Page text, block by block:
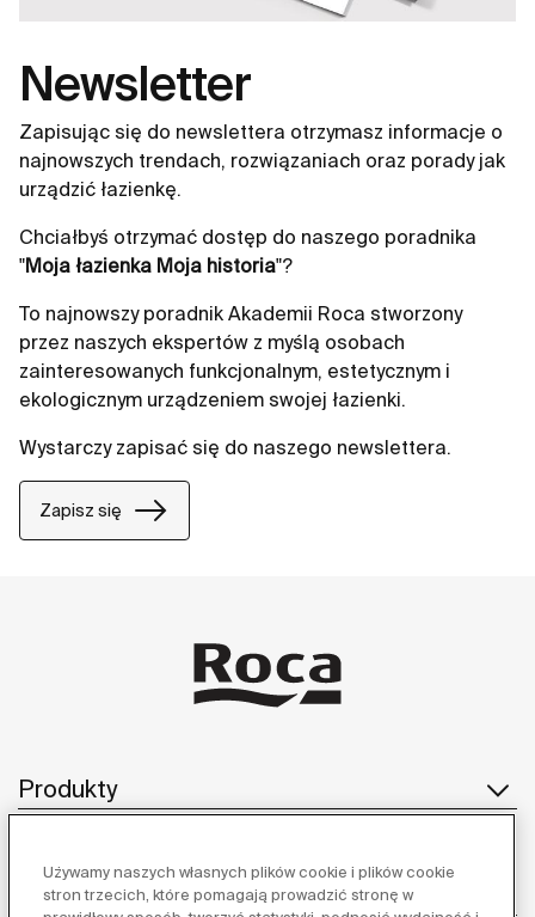
Newsletter
Zapisując się do newslettera otrzymasz informacje o
najnowszych trendach, rozwiązaniach oraz porady jak
urządzić łazienkę.
Chciałbyś otrzymać dostęp do naszego poradnika
"Moja łazienka Moja historia"?
To najnowszy poradnik Akademii Roca stworzony
przez naszych ekspertów z myślą osobach
zainteresowanych funkcjonalnym, estetycznym i
ekologicznym urządzeniem swojej łazienki.
Wystarczy zapisać się do naszego newslettera.
Zapisz się
Produkty
Obsługa klienta
Używamy naszych własnych plików cookie i plików cookie
stron trzecich, które pomagają prowadzić stronę w